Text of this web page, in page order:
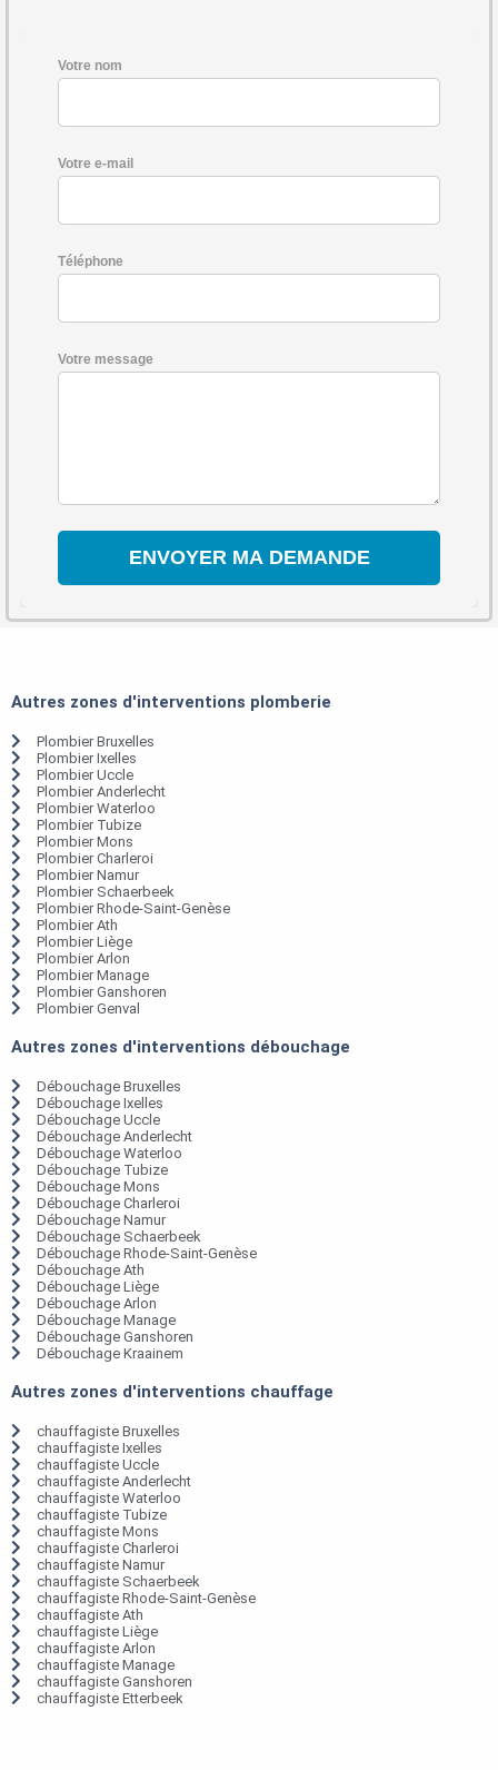
Votre nom
Votre e-mail
Téléphone
Votre message
Autres zones d'interventions plomberie
Plombier Bruxelles
Plombier Ixelles
Plombier Uccle
Plombier Anderlecht
Plombier Waterloo
Plombier Tubize
Plombier Mons
Plombier Charleroi
Plombier Namur
Plombier Schaerbeek
Plombier Rhode-Saint-Genèse
Plombier Ath
Plombier Liège
Plombier Arlon
Plombier Manage
Plombier Ganshoren
Plombier Genval
Autres zones d'interventions débouchage
Débouchage Bruxelles
Débouchage Ixelles
Débouchage Uccle
Débouchage Anderlecht
Débouchage Waterloo
Débouchage Tubize
Débouchage Mons
Débouchage Charleroi
Débouchage Namur
Débouchage Schaerbeek
Débouchage Rhode-Saint-Genèse
Débouchage Ath
Débouchage Liège
Débouchage Arlon
Débouchage Manage
Débouchage Ganshoren
Débouchage Kraainem
Autres zones d'interventions chauffage
chauffagiste Bruxelles
chauffagiste Ixelles
chauffagiste Uccle
chauffagiste Anderlecht
chauffagiste Waterloo
chauffagiste Tubize
chauffagiste Mons
chauffagiste Charleroi
chauffagiste Namur
chauffagiste Schaerbeek
chauffagiste Rhode-Saint-Genèse
chauffagiste Ath
chauffagiste Liège
chauffagiste Arlon
chauffagiste Manage
chauffagiste Ganshoren
chauffagiste Etterbeek